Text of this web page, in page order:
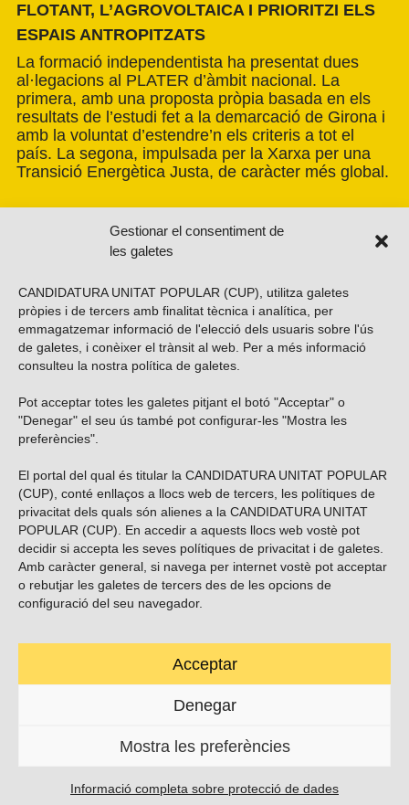
Gestionar el consentiment de
les galetes
CANDIDATURA UNITAT POPULAR (CUP), utilitza galetes
pròpies i de tercers amb finalitat tècnica i analítica, per
emmagatzemar informació de l'elecció dels usuaris sobre l'ús
de galetes, i conèixer el trànsit al web. Per a més informació
consulteu la nostra política de galetes
Pot acceptar totes les galetes pitjant el botó "Acceptar" o
"Denegar" el seu ús també pot configurar-les "Mostra les
preferències".
El portal del qual és titular la CANDIDATURA UNITAT POPULAR
(CUP), conté enllaços a llocs web de tercers, les polítiques de
privacitat dels quals són alienes a la CANDIDATURA UNITAT
POPULAR (CUP). En accedir a aquests llocs web vostè pot
decidir si accepta les seves polítiques de privacitat i de galetes.
Amb caràcter general, si navega per internet vostè pot acceptar
o rebutjar les galetes de tercers des de les opcions de
configuració del seu navegador.
Acceptar
Denegar
Mostra les preferències
Informació completa sobre protecció de dades
FLOTANT, L’AGROVOLTAICA I PRIORITZI ELS
ESPAIS ANTROPITZATS
La formació independentista ha presentat dues
al·legacions al PLATER d’àmbit nacional. La
primera, amb una proposta pròpia basada en els
resultats de l’estudi fet a la demarcació de Girona i
amb la voluntat d’estendre’n els criteris a tot el
país. La segona, impulsada per la Xarxa per una
Transició Energètica Justa, de caràcter més global.
Vols subscriure’t al nostre butlletí?
ENVIAR
Troba’ns a les xarxes socials
Carrer Casp 180 (baixos), Barcelona.
contacte@cup.cat